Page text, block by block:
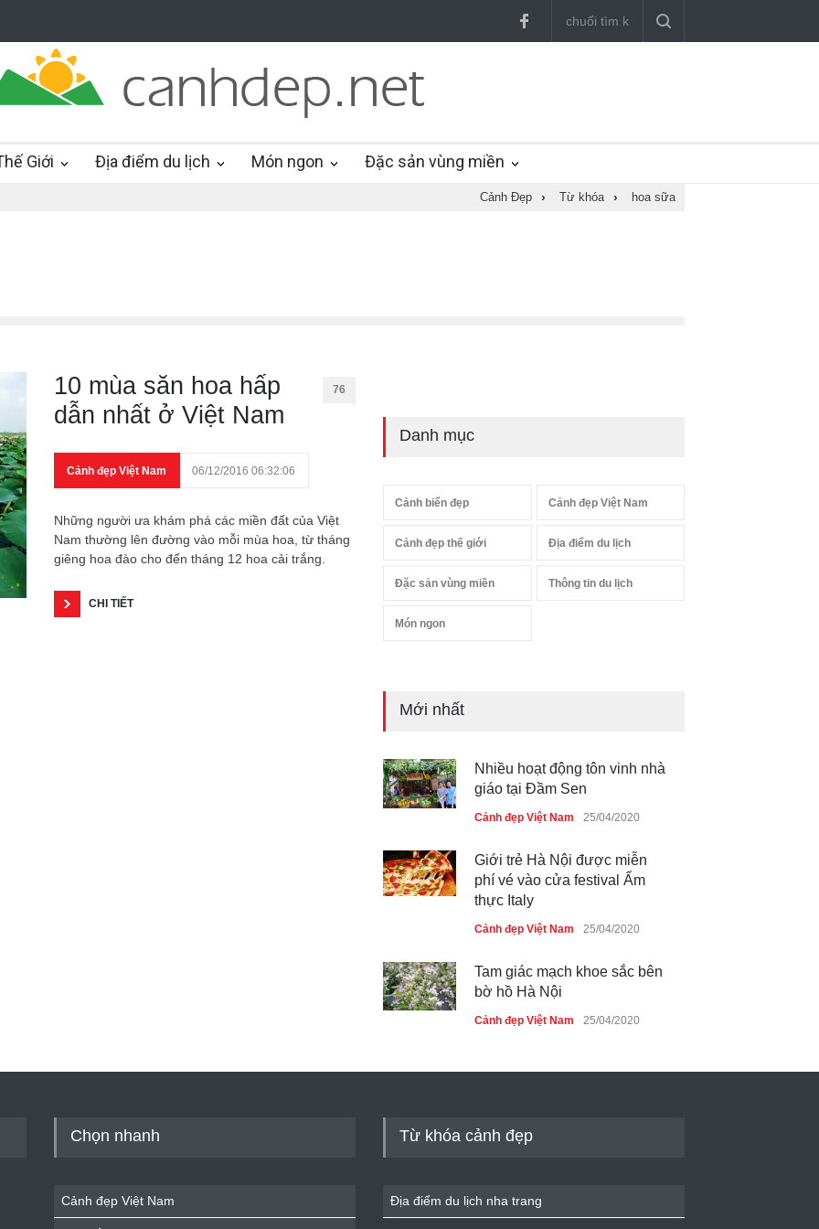
Giới Địa điểm du lịch Món ngon Đặc sản vùng miền
Cảnh Đẹp › Từ khóa › hoa sữa
10 mùa săn hoa hấp
dẫn nhất ở Việt Nam
76
Cảnh đẹp Việt Nam 06/12/2016 06:32:06
Những người ưa khám phá các miền đất của Việt
Nam thường lên đường vào mỗi mùa hoa, từ tháng
giêng hoa đào cho đến tháng 12 hoa cải trắng.
CHI TIẾT
Danh mục
Cảnh biển đẹp Cảnh đẹp Việt Nam
Cảnh đẹp thế giới Địa điểm du lịch
Đặc sản vùng miền Thông tin du lịch
Món ngon
Mới nhất
Nhiều hoạt động tôn vinh nhà
giáo tại Đầm Sen
Cảnh đẹp Việt Nam 25/04/2020
Giới trẻ Hà Nội được miễn
phí vé vào cửa festival Ẩm
thực Italy
Cảnh đẹp Việt Nam 25/04/2020
Tam giác mạch khoe sắc bên
bờ hồ Hà Nội
Cảnh đẹp Việt Nam 25/04/2020
Cảnh đẹp Việt Nam
Chọn nhanh
Cảnh đẹp Việt Nam
Từ khóa cảnh đẹp
Địa điểm du lịch nha trang